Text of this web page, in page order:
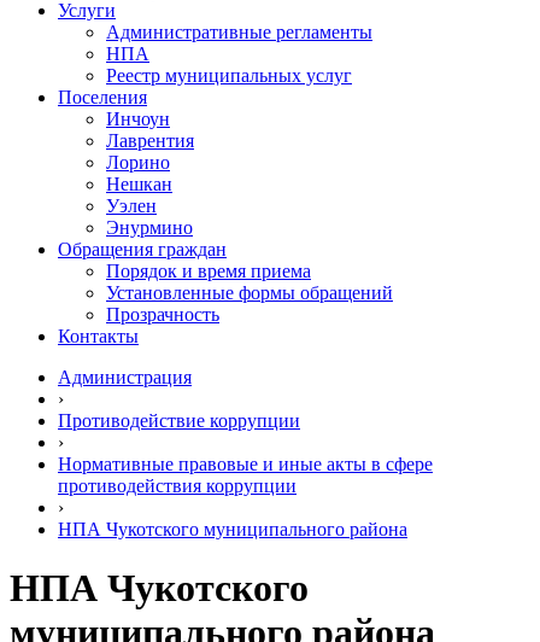
Услуги
Административные регламенты
НПА
Реестр муниципальных услуг
Поселения
Инчоун
Лаврентия
Лорино
Нешкан
Уэлен
Энурмино
Обращения граждан
Порядок и время приема
Установленные формы обращений
Прозрачность
Контакты
Администрация
›
Противодействие коррупции
›
Нормативные правовые и иные акты в сфере
противодействия коррупции
›
НПА Чукотского муниципального района
НПА Чукотского
муниципального района